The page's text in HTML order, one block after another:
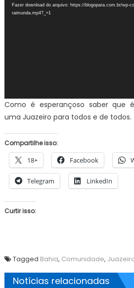
vídeo
Fazer download do arquivo: https://blogopara.com.br/wp-
raimunda.mp4?_=1
Como é esperançoso saber que
uma Juazeiro para todos e de todos.
Compartilhe isso:
18+ Facebook
Telegram LinkedIn
Curtir isso:
Tagged Bahia, Comunidade,
Notícias relacionadas